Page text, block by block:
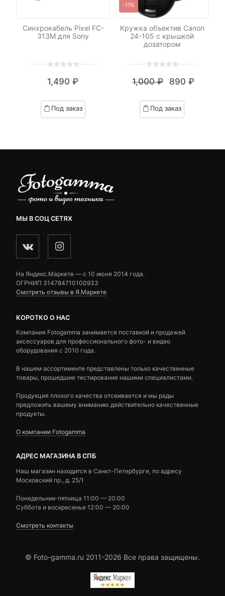
Синхрокабель Pixel FC-
313M для Sony
out
based
on
1,490 ₽
Под заказ
-11%
Кружка объектив Canon
24-105 c крышкой
дозатором
out
based
on
1,000₽
цена
составляла
890 ₽
Текущая
цена:
890 ₽.
Под заказ
МЫ В СОЦ СЕТЯХ
На Яндекс.Маркете — c 10 июня 2014 года.
ОГРНИП 314784710100933
Смотреть отзывы в Я.Маркете
КОРОТКО О НАС
Компания Fotogamma занимается поставкой и продажей
аксессуаров для профессионального фото- и видео
оборудования с 2010 года.
В нашем ассортименте представлены только качественные
товары, прошедшие тестирование нашими специалистами.
Продукция плохого качества отсеивается и мы рады
предложить вашему вниманию действительно качественные
продукты.
О компании Fotogamma
АДРЕС МАГАЗИНА В СПБ
Наш магазин находится в Санкт-Петербурге, по адресу
Московский пр., д. 25/1
Понедельник-пятница 11:00 — 20:00
Суббота и воскресенье 12:00 — 20:00
Смотреть контакты
© Foto-gamma.ru 2011-2026 Все права защищены.